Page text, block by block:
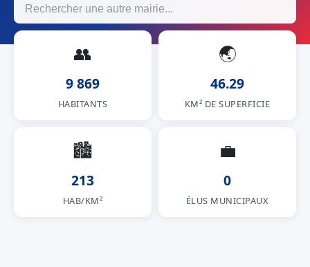
👥
9 869
HABITANTS
🌏
46.29
KM² DE SUPERFICIE
🏙
213
HAB/KM²
💼
0
ÉLUS MUNICIPAUX